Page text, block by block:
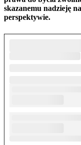
skazanemu nadzieję
perspektywie.